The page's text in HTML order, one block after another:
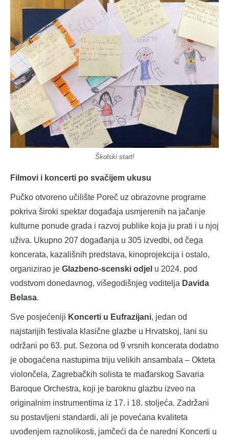
Školski start!
Filmovi i koncerti po svačijem ukusu
Pučko otvoreno učilište Poreč uz obrazovne programe
pokriva široki spektar događaja usmjerenih na jačanje
kulturne ponude grada i razvoj publike koja ju prati i u njoj
uživa. Ukupno 207 događanja u 305 izvedbi, od čega
koncerata, kazališnih predstava, kinoprojekcija i ostalo,
organizirao je Glazbeno-scenski odjel u 2024. pod
vodstvom donedavnog, višegodišnjeg voditelja Davida
Belasa.
Sve posjećeniji Koncerti u Eufrazijani, jedan od
najstarijih festivala klasične glazbe u Hrvatskoj, lani su
održani po 63. put. Sezona od 9 vrsnih koncerata dodatno
je obogaćena nastupima triju velikih ansambala – Okteta
violončela, Zagrebačkih solista te mađarskog Savaria
Baroque Orchestra, koji je baroknu glazbu izveo na
originalnim instrumentima iz 17. i 18. stoljeća. Zadržani
su postavljeni standardi, ali je povećana kvaliteta
uvođenjem raznolikosti, jamčeći da će naredni Koncerti u